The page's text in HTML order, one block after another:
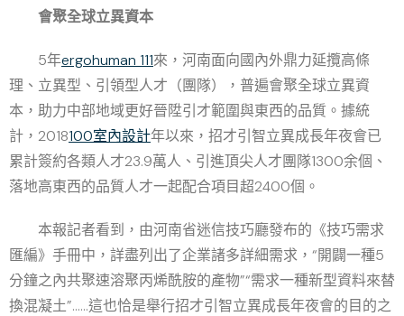
會聚全球立異資本
5年ergohuman 111來，河南面向國內外鼎力延攬高條
理、立異型、引領型人才（團隊），普遍會聚全球立異資
本，助力中部地域更好晉陞引才範圍與東西的品質。據統
計，2018100室內設計年以來，招才引智立異成長年夜會已
累計簽約各類人才23.9萬人、引進頂尖人才團隊1300余個、
落地高東西的品質人才一起配合項目超2400個。
本報記者看到，由河南省迷信技巧廳發布的《技巧需求
匯編》手冊中，詳盡列出了企業諸多詳細需求，“開闢一種5
分鐘之內共聚速溶聚丙烯酰胺的產物”“需求一種新型資料來替
換混凝土”……這也恰是舉行招才引智立異成長年夜會的目的之